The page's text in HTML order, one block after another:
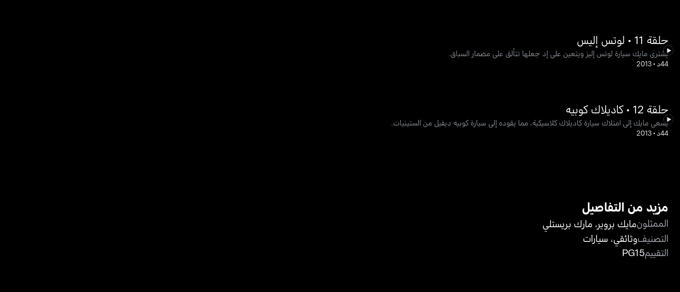
حلقة 11 • لوتس إليس
يشتري مايك سيارة لوتس إليز ويتعين على إد جعلها تتألق على مضمار السباق.
44د •
2013
حلقة 12 • كاديلاك كوبيه
يسعى مايك إلى امتلاك سيارة كاديلاك كلاسيكية، مما يقوده إلى سيارة كوبيه ديفيل من الستينيات.
44د •
2013
مزيد من التفاصيل
الممثلونمايك بروير، مارك بريستلي
التصنيفوثائقي، سيارات
التقييمPG15